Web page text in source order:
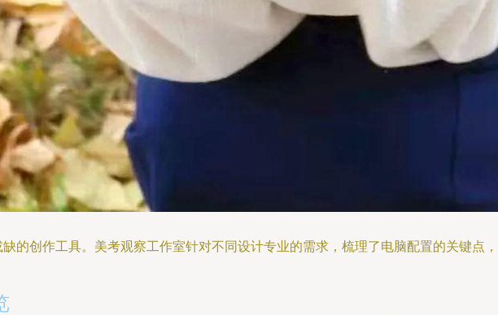
的创作工具。美考观察工作室针对不同设计专业的需求，梳理了电脑配置的关键点